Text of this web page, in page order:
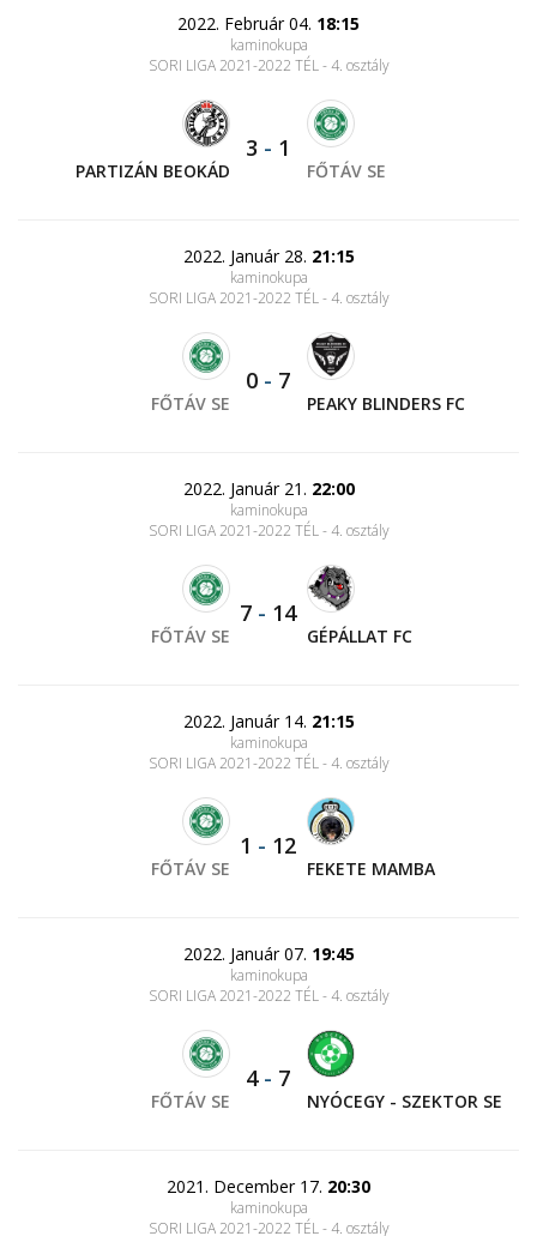
2022. Február 04. 18:15
kaminokupa
SORI LIGA 2021-2022 TÉL - 4. osztály
PARTIZÁN BEOKÁD
3 - 1
FŐTÁV SE
2022. Január 28. 21:15
kaminokupa
SORI LIGA 2021-2022 TÉL - 4. osztály
FŐTÁV SE
0 - 7
PEAKY BLINDERS FC
2022. Január 21. 22:00
kaminokupa
SORI LIGA 2021-2022 TÉL - 4. osztály
FŐTÁV SE
7 - 14
GÉPÁLLAT FC
2022. Január 14. 21:15
kaminokupa
SORI LIGA 2021-2022 TÉL - 4. osztály
FŐTÁV SE
1 - 12
FEKETE MAMBA
2022. Január 07. 19:45
kaminokupa
SORI LIGA 2021-2022 TÉL - 4. osztály
FŐTÁV SE
4- 7
NYÓCEGY - SZEKTOR SE
2021. December 17. 20:30
kaminokupa
SORI LIGA 2021-2022 TÉL - 4. osztály